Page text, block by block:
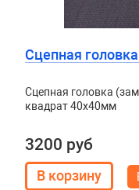
Сцепная
Сцепная головка
квадрат 40х40мм
3200 руб